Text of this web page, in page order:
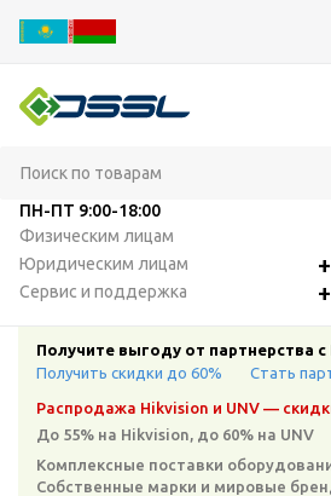
ПН-ПТ 9:00-18:00
Физическим лицам
Юридическим лицам
Сервис и поддержка
Получите выгоду от партнерства с
Получить скидки до 60%
Стать
Распродажа Hikvision и UNV —
До 55% на Hikvision, до 60% на UNV
Комплексные поставки
Собственные марки и мировые